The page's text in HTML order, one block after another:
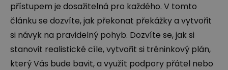
přístupem je dosažitelná pro každého. V tomto
článku se dozvíte, jak překonat překážky a vytvořit
si návyk na pravidelný pohyb. Dozvíte se, jak si
stanovit realistické cíle, vytvořit si tréninkový plán,
který Vás bude bavit, a využít podpory přátel nebo